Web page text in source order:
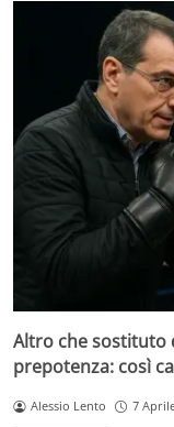
Altro che sostituto
prepotenza: così
Alessio Lento 7